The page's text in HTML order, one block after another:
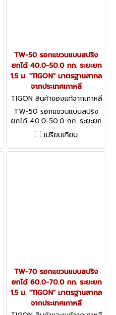
TW-50 รอกแขวนแบบสปริง
ยกได้ 40.0-50.0 กก. ระยะยก
1.5 ม. "TIGON" มาตรฐานสากล
จากประเทศเกาหลี
TIGON สินค้าของแท้จากเกาหลี
TW-50
TW-50 รอกแขวนแบบสปริง
ยกได้ 40.0-50.0 กก. ระยะยก
1.5 ม. "TIGON" มาตรฐานสากล
จากประเทศเกาหลี
เปรียบเทียบ
TW-70 รอกแขวนแบบสปริง
ยกได้ 60.0-70.0 กก. ระยะยก
1.5 ม. "TIGON" มาตรฐานสากล
จากประเทศเกาหลี